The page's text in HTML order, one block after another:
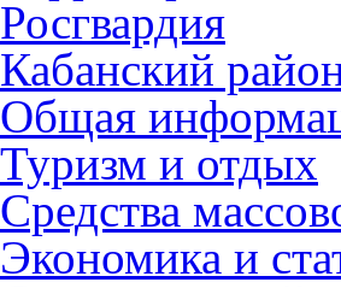
Росгвардия
Кабанский
Общая
Туризм и отдых
Средства
Экономика и